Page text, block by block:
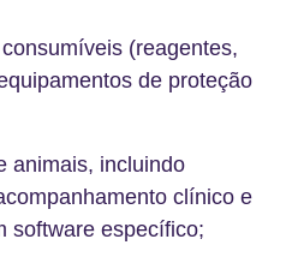
(reagentes,
de proteção
animais, incluindo
clínico e
software específico;